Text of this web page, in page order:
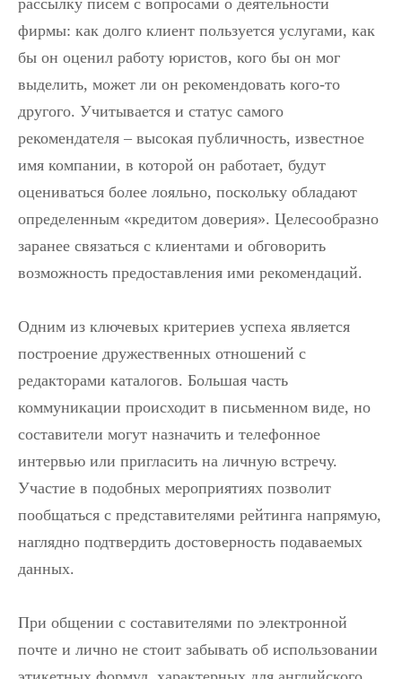
рассылку писем с вопросами о деятельности
фирмы: как долго клиент пользуется услугами, как
бы он оценил работу юристов, кого бы он мог
выделить, может ли он рекомендовать кого-то
другого. Учитывается и статус самого
рекомендателя – высокая публичность, известное
имя компании, в которой он работает, будут
оцениваться более лояльно, поскольку обладают
определенным «кредитом доверия». Целесообразно
заранее связаться с клиентами и обговорить
возможность предоставления ими рекомендаций.
Одним из ключевых критериев успеха является
построение дружественных отношений с
редакторами каталогов. Большая часть
коммуникации происходит в письменном виде, но
составители могут назначить и телефонное
интервью или пригласить на личную встречу.
Участие в подобных мероприятиях позволит
пообщаться с представителями рейтинга напрямую,
наглядно подтвердить достоверность подаваемых
данных.
При общении с составителями по электронной
почте и лично не стоит забывать об использовании